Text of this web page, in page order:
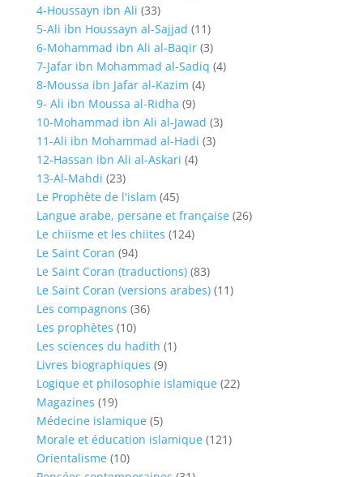
4-Houssayn ibn Ali (33)
5-Ali ibn Houssayn al-Sajjad (11)
6-Mohammad ibn Ali al-Baqir (3)
7-Jafar ibn Mohammad al-Sadiq (4)
8-Moussa ibn Jafar al-Kazim (4)
9- Ali ibn Moussa al-Ridha (9)
10-Mohammad ibn Ali al-Jawad (3)
11-Ali ibn Mohammad al-Hadi (3)
12-Hassan ibn Ali al-Askari (4)
13-Al-Mahdi (23)
Le Prophète de l'islam (45)
Langue arabe, persane et française (26)
Le chiisme et les chiites (124)
Le Saint Coran (94)
Le Saint Coran (traductions) (83)
Le Saint Coran (versions arabes) (11)
Les compagnons (36)
Les prophètes (10)
Les sciences du hadith (1)
Livres biographiques (9)
Logique et philosophie islamique (22)
Magazines (19)
Médecine islamique (5)
Morale et éducation islamique (121)
Orientalisme (10)